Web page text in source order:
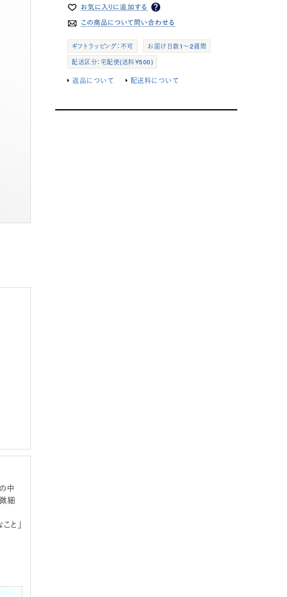
ギフトラッピング：不可
お届け日数1～2週間
配送区分：宅配便(送料￥500)
返品について 配送料について
中
細
と」